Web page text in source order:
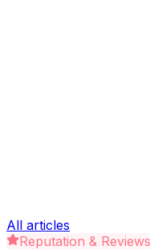
All articles
Reputation & Reviews